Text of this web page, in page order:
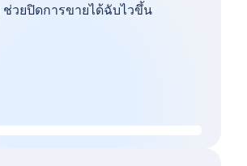
ช่วยปิดการขายได้ฉับไวขึ้น